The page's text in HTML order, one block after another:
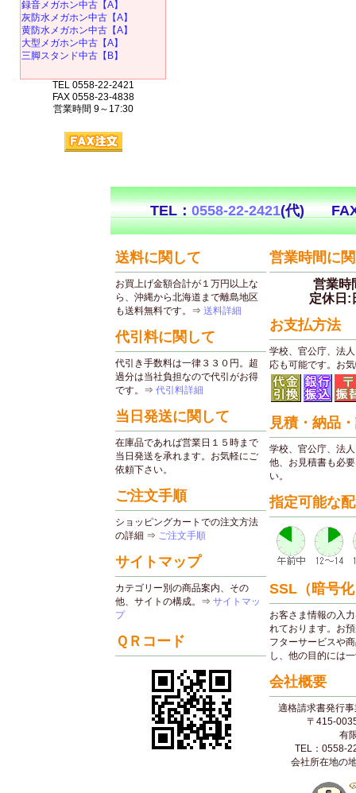
録音メガホン中古【A】
灰防水メガホン中古【A】
黄防水メガホン中古【A】
大型メガホン中古【A】
三脚スタンド中古【B】
TEL 0558-22-2421
FAX 0558-23-4838
営業時間 9～17:30